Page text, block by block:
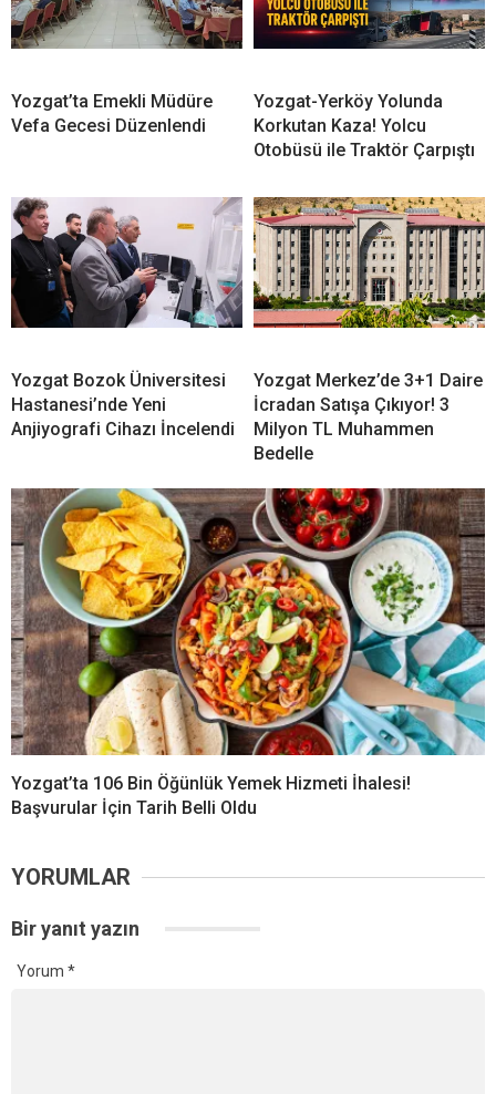
Yozgat’ta Emekli Müdüre
Vefa Gecesi Düzenlendi
Yozgat-Yerköy Yolunda
Korkutan Kaza! Yolcu
Otobüsü ile Traktör Çarpıştı
Yozgat Bozok Üniversitesi
Hastanesi’nde Yeni
Anjiyografi Cihazı İncelendi
Yozgat Merkez’de 3+1 Daire
İcradan Satışa Çıkıyor! 3
Milyon TL Muhammen
Bedelle
Yozgat’ta 106 Bin Öğünlük Yemek Hizmeti İhalesi!
Başvurular İçin Tarih Belli Oldu
YORUMLAR
Bir yanıt yazın
Yorum *